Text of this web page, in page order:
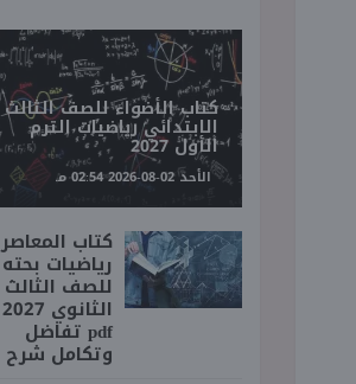
كتاب الأضواء للصف الثالث
الابتدائي رياضيات الترم
الأول 2027
الأحد 02-08-2026 02:54 مـ
كتاب المعاصر
رياضيات بحته
للصف الثالث
الثانوي 2027
pdf تفاضل
وتكامل شرح